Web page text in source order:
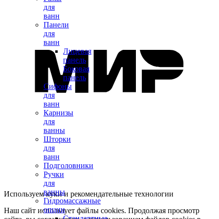
для
ванн
Панели
для
ванн
Лицевая
панель
Боковая
панель
Сифоны
для
ванн
Карнизы
для
ванны
Шторки
для
ванн
Подголовники
Ручки
для
ванны
Гидромассажные
опции
Используем куки и рекомендательные технологии
Наш сайт использует файлы cookies. Продолжая просмотр